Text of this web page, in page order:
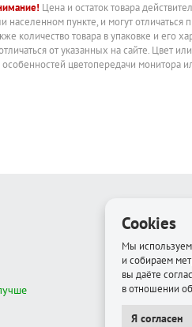
Цена и остаток товара
населенном пункте, и могут
количество товара в упаковке и его
от указанных на сайте. Цвет
особенностей цветопередачи монитора
Cookies
Мы используем
и собираем
вы даёте
в отношении
Я согласен